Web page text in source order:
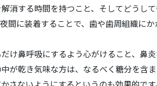
消する時間を持つこと、そしてどうし
間に装着することで、歯や歯周組織にか
け鼻呼吸にするよう心がけること、鼻
が乾き気味な方は、なるべく糖分を含